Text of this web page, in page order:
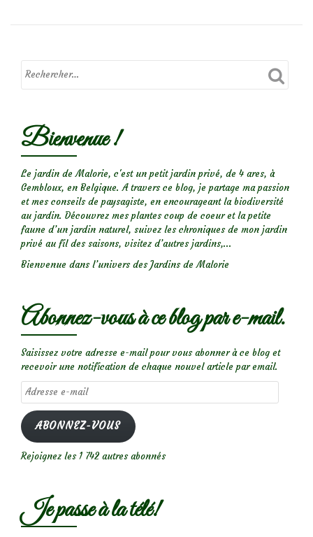
des
Rives
Bienvenue !
Le jardin de Malorie, c'est un petit jardin privé, de 4 ares, à
Gembloux, en Belgique. A travers ce blog, je partage ma passion
et mes conseils de paysagiste, en encourageant la biodiversité
au jardin. Découvrez mes plantes coup de coeur et la petite
faune d’un jardin naturel, suivez les chroniques de mon jardin
privé au fil des saisons, visitez d’autres jardins,...
Bienvenue dans l’univers des Jardins de Malorie
Abonnez-vous à ce blog par e-mail.
Saisissez votre adresse e-mail pour vous abonner à ce blog et
recevoir une notification de chaque nouvel article par email.
Adresse
e-
mail
ABONNEZ-VOUS
Rejoignez les 1 742 autres abonnés
Je passe à la télé!